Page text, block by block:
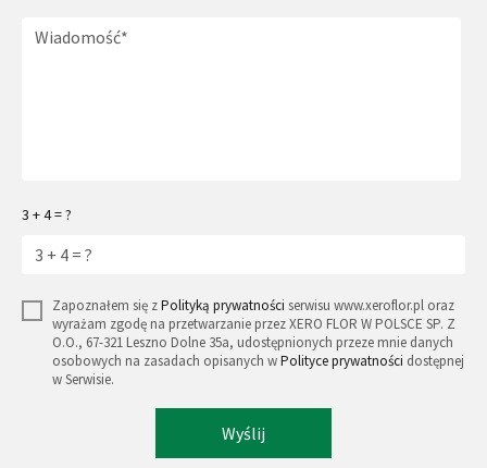
3 + 4 = ?
Zapoznałem się zPolityką prywatności serwisu www.xeroflor.pl oraz
wyrażam zgodę na przetwarzanie przez XERO FLOR W POLSCE SP. Z
O.O., 67-321 Leszno Dolne 35a, udostępnionych przeze mnie danych
osobowych na zasadach opisanych wPolityce prywatności dostępnej
w Serwisie.
Wyślij